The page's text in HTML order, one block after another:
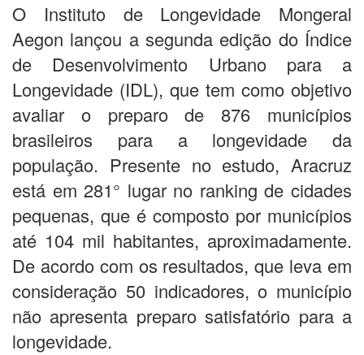
O Instituto de Longevidade Mongeral
Aegon lançou a segunda edição do Índice
de Desenvolvimento Urbano para a
Longevidade (IDL), que tem como objetivo
avaliar o preparo de 876 municípios
brasileiros para a longevidade da
população. Presente no estudo, Aracruz
está em 281° lugar no ranking de cidades
pequenas, que é composto por municípios
até 104 mil habitantes, aproximadamente.
De acordo com os resultados, que leva em
consideração 50 indicadores, o município
não apresenta preparo satisfatório para a
longevidade.